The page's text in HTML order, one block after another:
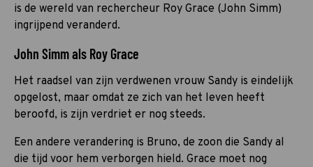
is de wereld van rechercheur Roy Grace (John Simm)
ingrijpend veranderd.
John Simm als Roy Grace
Het raadsel van zijn verdwenen vrouw Sandy is eindelijk
opgelost, maar omdat ze zich van het leven heeft
beroofd, is zijn verdriet er nog steeds.
Een andere verandering is Bruno, de zoon die Sandy al
die tijd voor hem verborgen hield. Grace moet nog